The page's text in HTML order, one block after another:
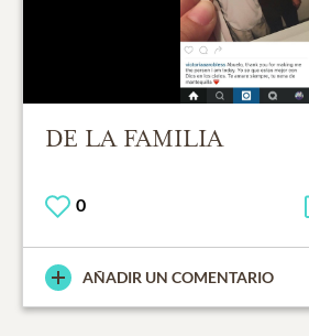
DE LA FAMILIA
0
AÑADIR UN COMENTARIO